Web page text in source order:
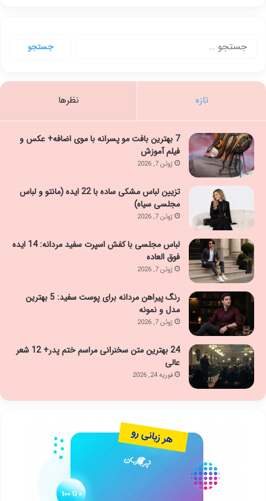
تازه نظرها
7 بهترین بافت مو پسرانه با موی اضافه+ عکس و
فیلم آموزش
ژوئن 7, 2026
تزیین لباس مشکی ساده با 22 ایده (مانتو و لباس
مجلسی سیاه)
ژوئن 7, 2026
لباس مجلسی با کفش اسپرت سفید مردانه: 14 ایده
فوق العاده
ژوئن 7, 2026
رنگ پیراهن مردانه برای پوست سفید: 5 بهترین
مدل و نمونه
ژوئن 7, 2026
24 بهترین متن سخنرانی مراسم ختم پدر+ 12 شعر
عالی
فوریه 24, 2026